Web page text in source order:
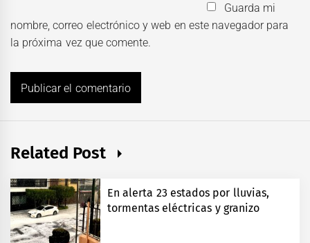
Guarda mi
nombre, correo electrónico y web en este navegador para
la próxima vez que comente.
Related Post
En alerta 23 estados por lluvias,
tormentas eléctricas y granizo